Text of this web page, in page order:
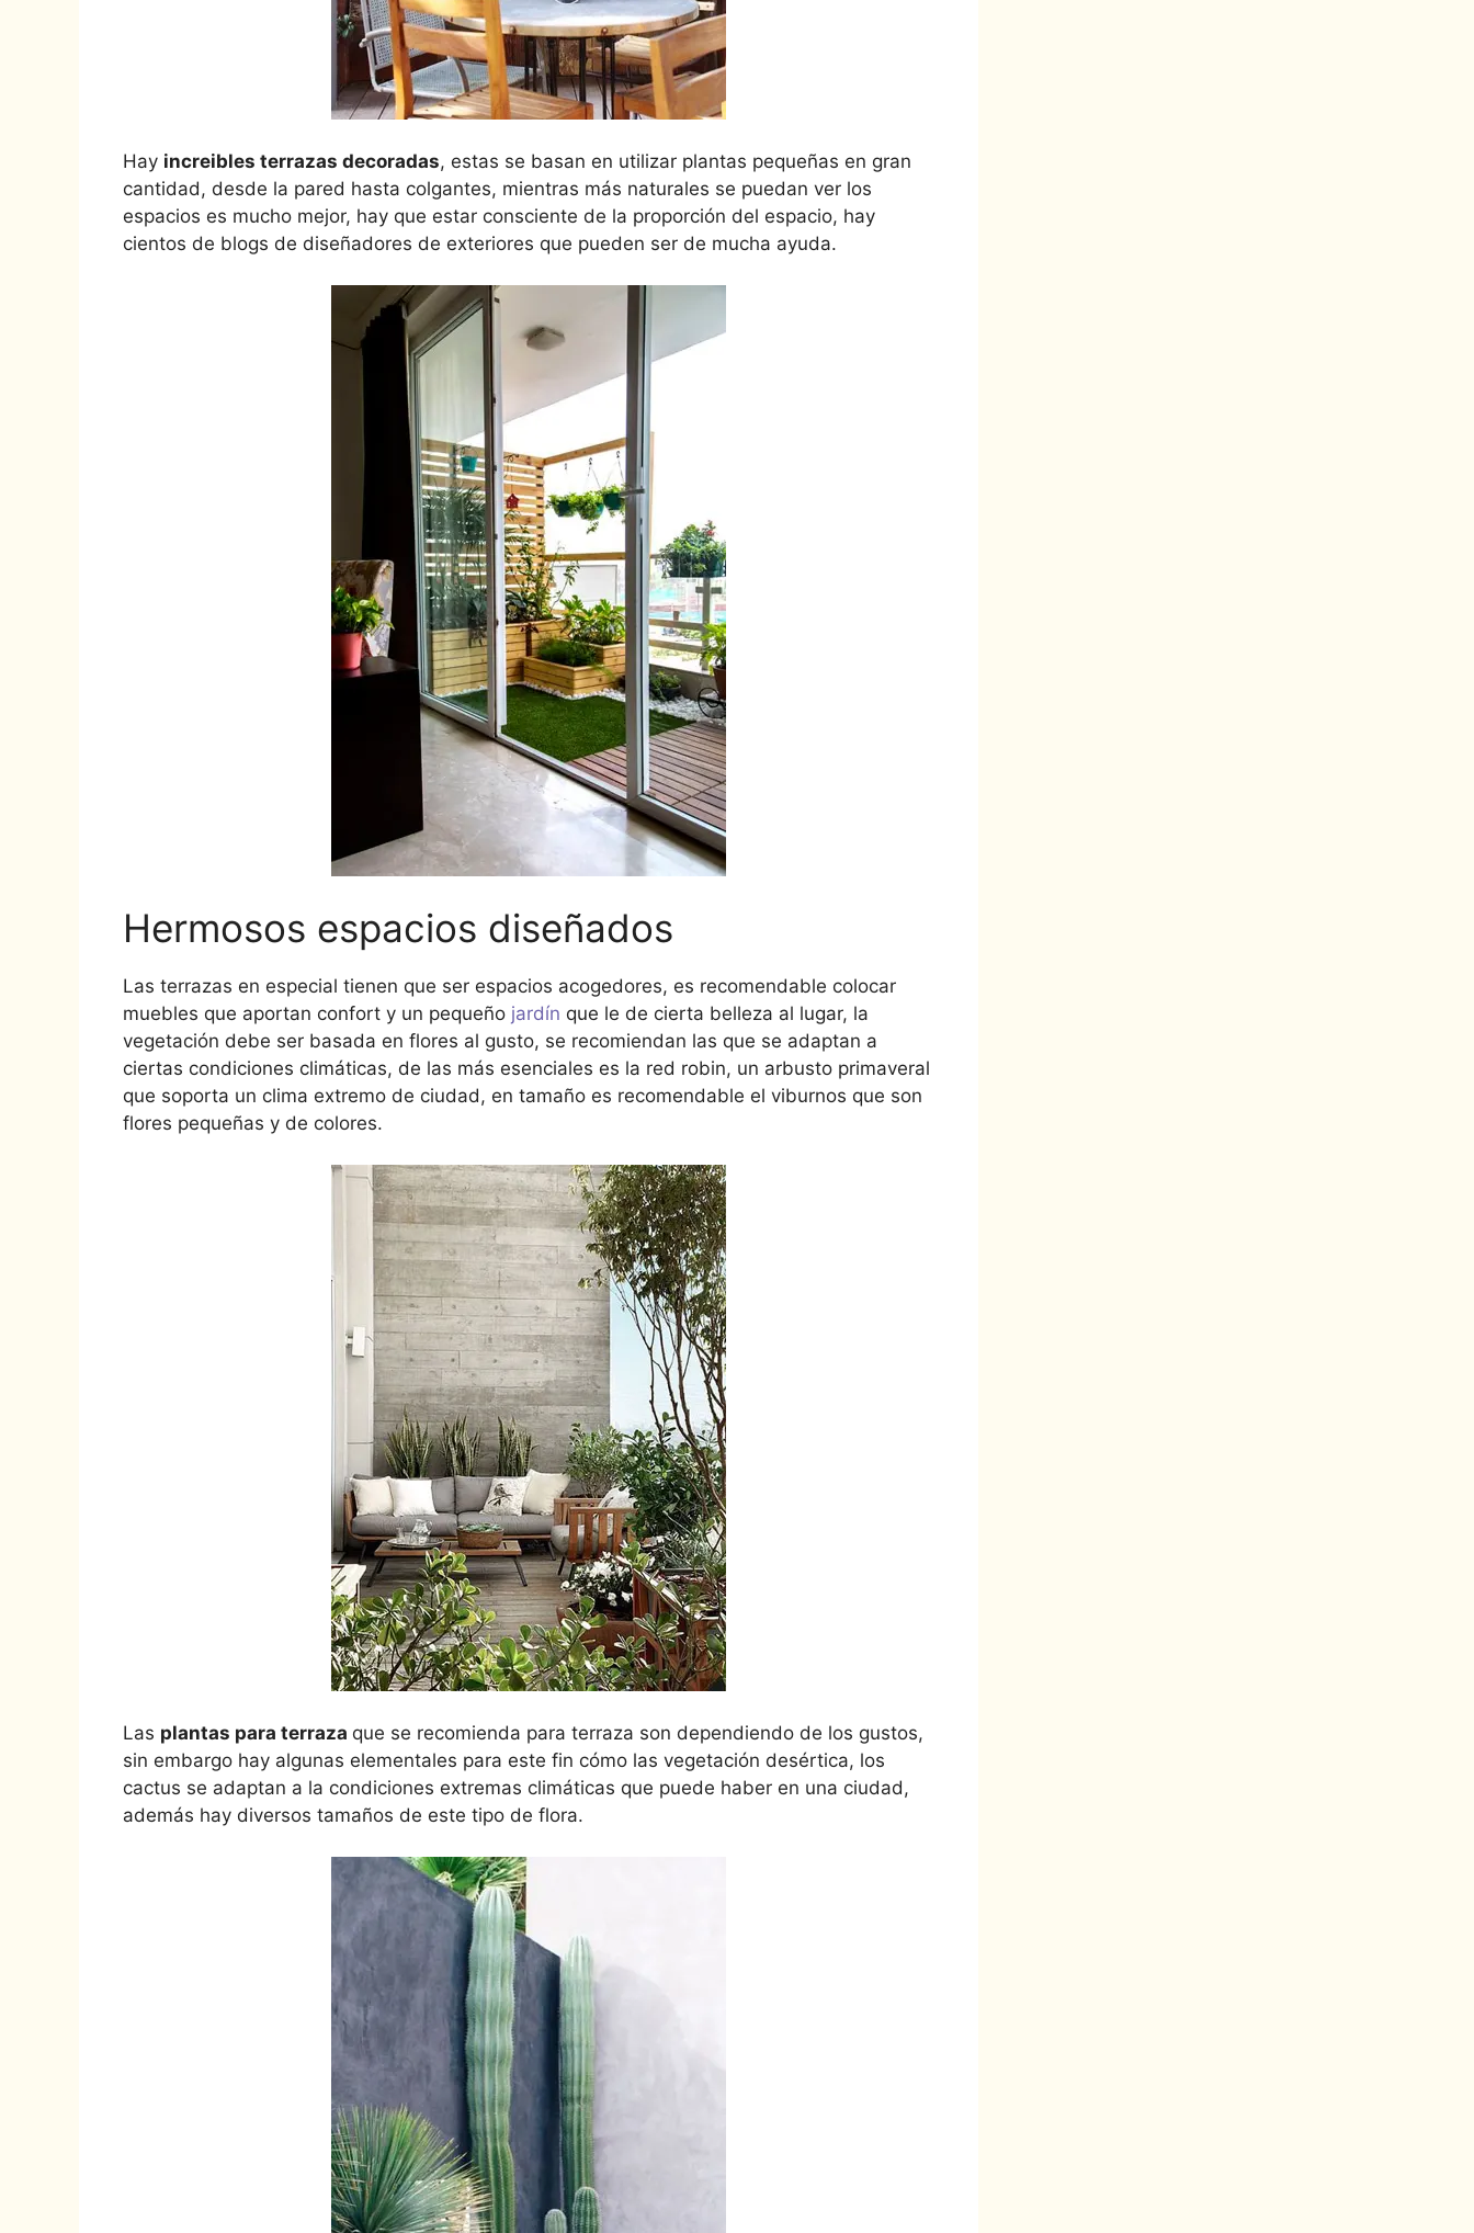
Hay increibles terrazas decoradas, estas se basan en utilizar plantas pequeñas en gran
cantidad, desde la pared hasta colgantes, mientras más naturales se puedan ver los
espacios es mucho mejor, hay que estar consciente de la proporción del espacio, hay
cientos de blogs de diseñadores de exteriores que pueden ser de mucha ayuda.
Hermosos espacios diseñados
Las terrazas en especial tienen que ser espacios acogedores, es recomendable colocar
muebles que aportan confort y un pequeño jardín que le de cierta belleza al lugar, la
vegetación debe ser basada en flores al gusto, se recomiendan las que se adaptan a
ciertas condiciones climáticas, de las más esenciales es la red robin, un arbusto primaveral
que soporta un clima extremo de ciudad, en tamaño es recomendable el viburnos que son
flores pequeñas y de colores.
Las plantas para terraza que se recomienda para terraza son dependiendo de los gustos,
sin embargo hay algunas elementales para este fin cómo las vegetación desértica, los
cactus se adaptan a la condiciones extremas climáticas que puede haber en una ciudad,
además hay diversos tamaños de este tipo de flora.